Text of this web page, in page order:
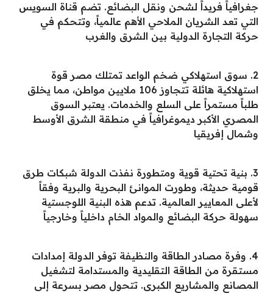
جغرافياً فريداً لشحن ونقل البضائع. تضم قناة السويس
التي تعد الشريان الملاحي الأهم عالمياً، وتتحكم في
حركة التجارة الدولية بين الشرق والغرب
2. سوق استهلاكي ضخم الواعد تمتلك مصر قوة
استهلاكية هائلة تتجاوز 106 ملايين مواطن، مما يخلق
طلباً مستمراً على السلع والخدمات. يعتبر السوق
المصري الأكبر ديموغرافياً في منطقة الشرق الأوسط
وشمال إفريقيا
3. بنية تحتية قوية ومتطورة نفذت الدولة شبكات طرق
قومية حديثة، وطورت الموانئ البحرية والبرية وفقاً
لأعلى المعايير العالمية. تدعم هذه البنية اللوجستية
سهولة حركة البضائع والمواد الخام داخلياً وخارجياً
4. وفرة مصادر الطاقة والنظيفة توفر الدولة إمدادات
مستقرة من الطاقة التقليدية والمستدامة لتشغيل
المصانع والمشاريع الكبرى. تتحول مصر بسرعة إلى